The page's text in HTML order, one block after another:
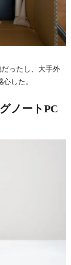
ったし、大手外
した。
ノートPC